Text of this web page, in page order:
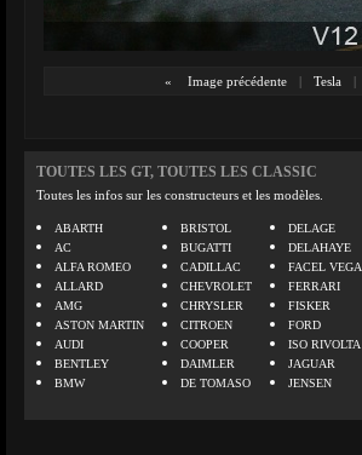
« Image précédente | Tesla |
TOUTES LES GT, TOUTES LES CLASSIC
Toutes les infos sur les constructeurs et les modèles.
ABARTH
AC
ALFA ROMEO
ALLARD
AMG
ASTON MARTIN
AUDI
BENTLEY
BMW
BRISTOL
BUGATTI
CADILLAC
CHEVROLET
CHRYSLER
CITROEN
COOPER
DAIMLER
DE TOMASO
DELAGE
DELAHAYE
FACEL VEGA
FERRARI
FISKER
FORD
ISO RIVOLTA
JAGUAR
JENSEN